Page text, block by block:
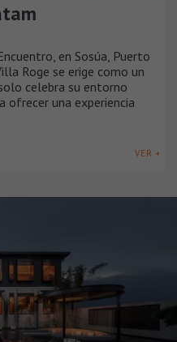
en Sosúa, Puerto
Roge se erige como un
celebra su entorno
ofrecer una experiencia
VER +